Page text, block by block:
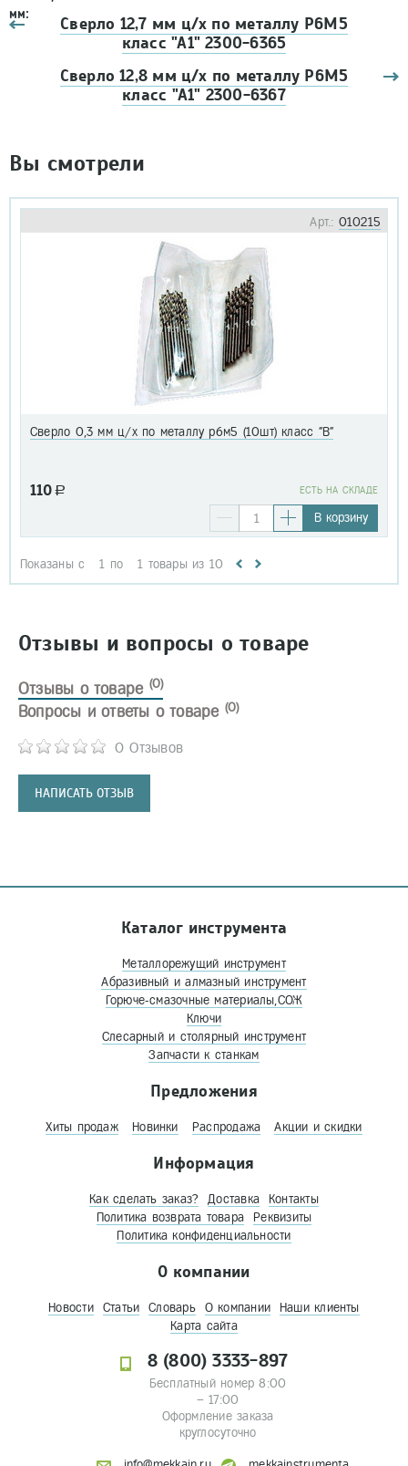
мм:
Сверло 12,7 мм ц/х по металлу Р6М5
класс "А1" 2300-6365
Сверло 12,8 мм ц/х по металлу Р6М5
класс "А1" 2300-6367
Вы смотрели
Арт.: 010215
Сверло 0,3 мм ц/х по металлу р6м5 (10шт) класс "В"
110 a EСТЬ НА СКЛАДЕ
В корзину
Показаны с 1 по 1 товары из 10
Отзывы и вопросы о товаре
Отзывы о товаре (0)
0 Отзывов
НАПИСАТЬ ОТЗЫВ
Вопросы и ответы о товаре (0)
Каталог инструмента
Металлорежущий инструмент
Абразивный и алмазный инструмент
Горюче-смазочные материалы,СОЖ
Ключи
Слесарный и столярный инструмент
Запчасти к станкам
Предложения
Хиты продаж Новинки Распродажа Акции и скидки
Информация
Как сделать заказ? Доставка
Контакты
Политика возврата товара
Реквизиты
Политика конфиденциальности
О компании
Новости Статьи Словарь О компании
Наши клиенты
Карта сайта
8 (800) 3333-897
Бесплатный номер 8:00
– 17:00
Оформление заказа
круглосуточно